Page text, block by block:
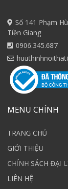
Số 141 Phạm
Tiền Giang
0906.345.687
MENU CHÍNH
TRANG CHỦ
GIỚI THIỆU
CHÍNH SÁCH ĐẠI
LIÊN HỆ